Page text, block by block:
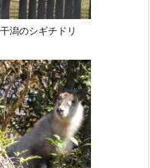
潟のシギチドリ